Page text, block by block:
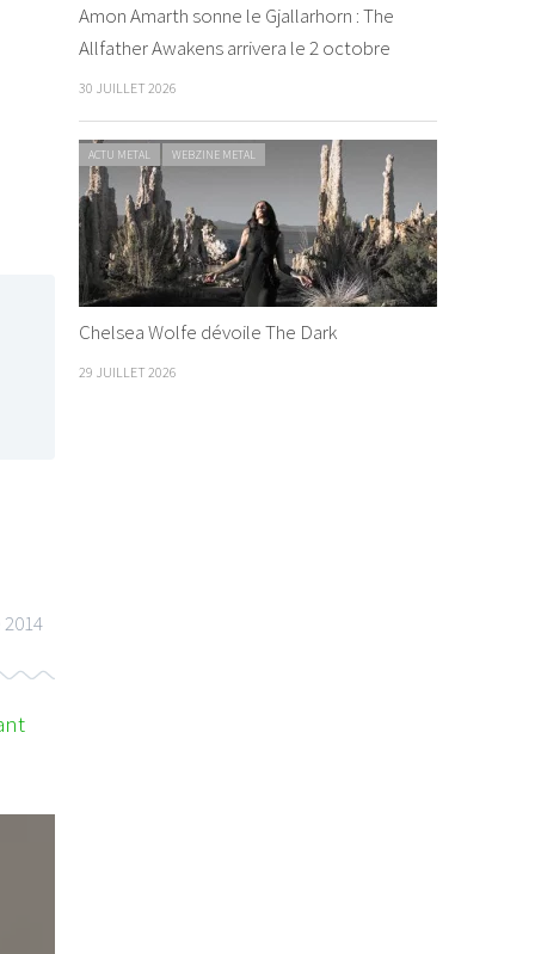
Amon Amarth sonne le Gjallarhorn : The
Allfather Awakens arrivera le 2 octobre
30 JUILLET 2026
ACTU METAL WEBZINE METAL
Chelsea Wolfe dévoile The Dark
29 JUILLET 2026